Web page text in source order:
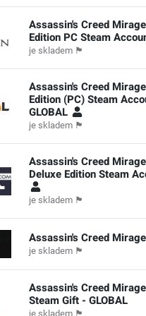
Assassin's Creed
Edition PC Steam
je skladem 🏴
Assassin's Creed
Edition (PC) Steam
GLOBAL
je skladem 🏴
Assassin's Creed Mirage
Deluxe Edition Steam
je skladem 🏴
Assassin's Creed Mirage
je skladem 🏴
Assassin's Creed
Steam Gift - GLOBAL
je skladem 🏴